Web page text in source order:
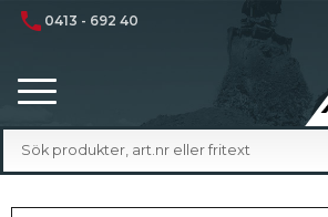
phone 0413 - 692 40